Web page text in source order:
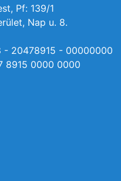
Pf: 139/1
Nap u. 8.
- 20478915 - 00000000
8915 0000 0000